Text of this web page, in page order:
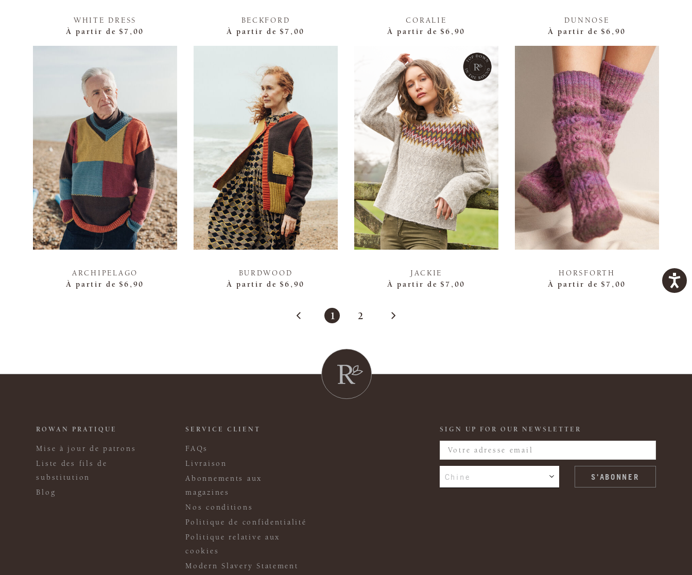
WHITE DRESS
À partir de $7,00
BECKFORD
À partir de $7,00
CORALIE
À partir de $6,90
DUNNOSE
À partir de $6,90
ARCHIPELAGO
À partir de $6,90
BURDWOOD
À partir de $6,90
JACKIE
À partir de $7,00
HORSFORTH
À partir de $7,00
1 2
ROWAN PRATIQUE
Mise à jour de patrons
Liste des fils de
substitution
Blog
SERVICE CLIENT
FAQs
Livraison
Abonnements aux
magazines
Nos conditions
Politique de confidentialité
Politique relative aux
cookies
Modern Slavery Statement
SIGN UP FOR OUR NEWSLETTER
Chine